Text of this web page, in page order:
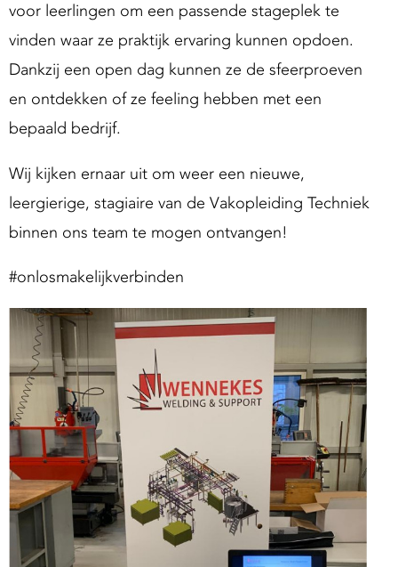
voor leerlingen om een passende stageplek te
vinden waar ze praktijk ervaring kunnen opdoen.
Dankzij een open dag kunnen ze de sfeerproeven
en ontdekken of ze feeling hebben met een
bepaald bedrijf.
Wij kijken ernaar uit om weer een nieuwe,
leergierige, stagiaire van de Vakopleiding Techniek
binnen ons team te mogen ontvangen!
#onlosmakelijkverbinden